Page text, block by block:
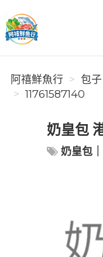
阿禧鮮魚行
阿禧鮮魚行
包
11761587140
奶皇包
奶皇包